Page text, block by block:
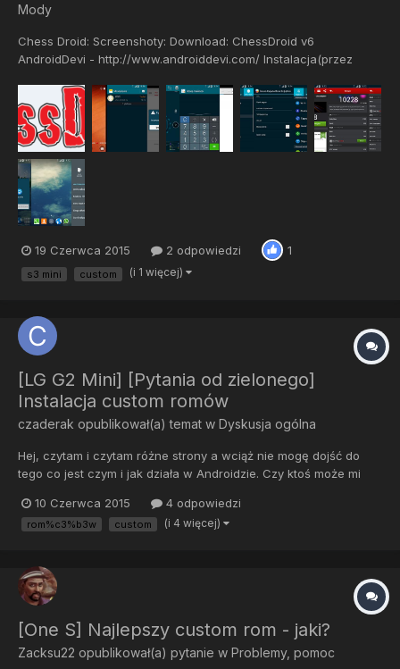
Mody
Chess Droid: Screenshoty: Download: ChessDroid v6
AndroidDevi - http://www.androiddevi.com/ Instalacja(przez
Kliknij Wipe i Format data Sflashuj ROM Reboot
19 Czerwca 2015 2 odpowiedzi 1
s3 mini custom (i 1 więcej)
[LG G2 Mini] [Pytania od zielonego]
Instalacja custom romów
czaderak opublikował(a) temat w Dyskusja ogólna
Hej, czytam i czytam różne strony a wciąż nie mogę dojść do
tego co jest czym i jak działa w Androidzie. Czy ktoś może mi
bootloader, recovery, kernel, rom i root? Na te hasła natrafiam
non stop przy próbach zmiany romu na różnych telefonach....
10 Czerwca 2015 4 odpowiedzi
rom%c3%b3w custom (i 4 więcej)
[One S] Najlepszy custom rom - jaki?
Zacksu22 opublikował(a) pytanie w Problemy, pomoc